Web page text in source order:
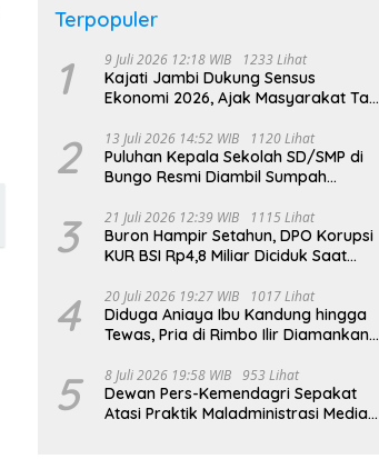
Terpopuler
1 9 Juli 2026 12:18 WIB 1233 Lihat
Kajati Jambi Dukung Sensus
Ekonomi 2026, Ajak Masyarakat Tak
2 13 Juli 2026 14:52 WIB 1120 Lihat
Puluhan Kepala Sekolah SD/SMP di
Bungo Resmi Diambil Sumpah
3 21 Juli 2026 12:39 WIB 1115 Lihat
Buron Hampir Setahun, DPO Korupsi
KUR BSI Rp4,8 Miliar Diciduk Saat
4 20 Juli 2026 19:27 WIB 1017 Lihat
Diduga Aniaya Ibu Kandung hingga
Tewas, Pria di Rimbo Ilir Diamankan
5 8 Juli 2026 19:58 WIB 953 Lihat
Dewan Pers-Kemendagri Sepakat
Atasi Praktik Maladministrasi Media